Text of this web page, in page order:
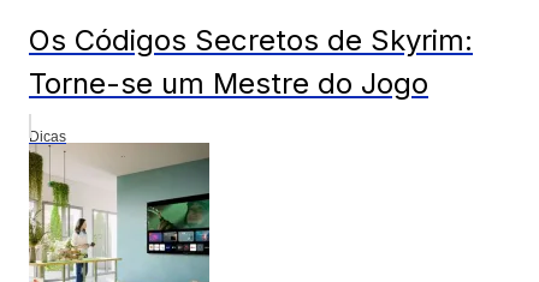
Os Códigos Secretos de Skyrim:
Torne-se um Mestre do Jogo
Dicas